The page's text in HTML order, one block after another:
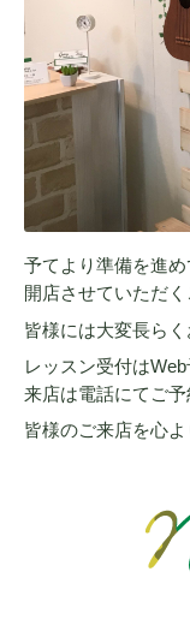
予てより準備を進
開店させていただく
皆様には大変長ら
レッスン受付は
来店は電話にてご予
皆様のご来店を心よ